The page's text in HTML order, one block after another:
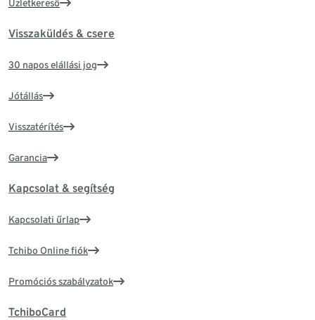
Üzletkereső
Visszaküldés & csere
30 napos elállási jog
Jótállás
Visszatérítés
Garancia
Kapcsolat & segítség
Kapcsolati űrlap
Tchibo Online fiók
Promóciós szabályzatok
TchiboCard